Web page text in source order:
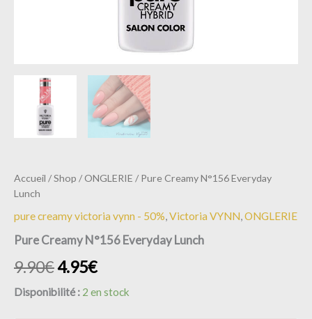
Accueil /Shop /ONGLERIE / Pure Creamy N°156 Everyday
Lunch
pure creamy victoria vynn - 50%,Victoria VYNN,ONGLERIE
Pure Creamy N°156 Everyday Lunch
9.90€4.95€
Disponibilité : 2 en stock